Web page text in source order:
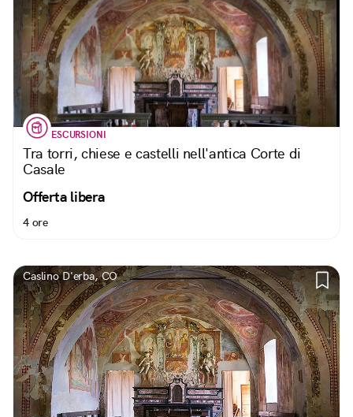
ESCURSIONI
Tra torri, chiese e castelli nell'antica Corte di
Casale
Offerta libera
4 ore
Caslino D'erba, CO